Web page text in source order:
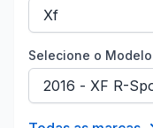
Selecione o Modelo